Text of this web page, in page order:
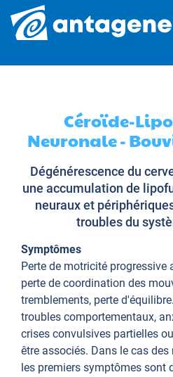
Céroïde-
Neuronale -
Dégénérescence du
une accumulation de
neuraux et
troubles du
Symptômes
Perte de motricité progressive
perte de coordination des
tremblements, perte
troubles comportementaux,
crises convulsives partielles
être associés. Dans le cas
les premiers symptômes sont